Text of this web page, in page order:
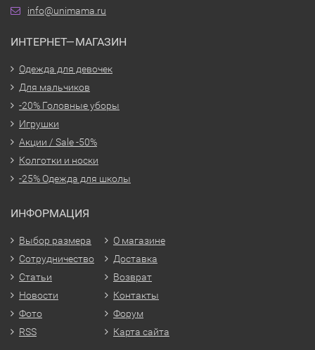
info@unimama.ru
ИНТЕРНЕТ—МАГАЗИН
Одежда для девочек
Для мальчиков
-20% Головные уборы
Игрушки
Акции / Sale -50%
Колготки и носки
-25% Одежда для школы
ИНФОРМАЦИЯ
Выбор размера
Сотрудничество
Статьи
Новости
Фото
RSS
О магазине
Доставка
Возврат
Контакты
Форум
Карта сайта